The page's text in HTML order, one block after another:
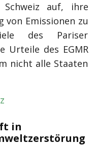
auf, ihre
von Emissionen zu
des Pariser
Urteile des EGMR
nicht alle Staaten
in